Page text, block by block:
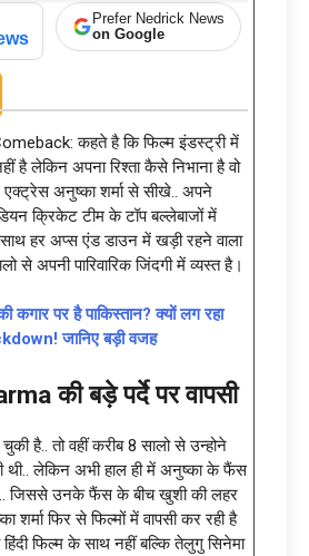
Prefer Nedrick News
on Google
कहते है कि फिल्म इंडस्ट्री में
है लेकिन अपना रिश्ता कैसे निभाना है वो
एक्ट्रेस अनुष्का शर्मा से सीखे.. अपने
क्रिकेट टीम के टॉप बल्लेबाजों में
साथ हर अप्स एंड डाउन में खड़ी रहने वाला
से अपनी पारिवारिक जिंदगी में व्यस्त है।
की कगार पर है पाकिस्तान? क्यों लग रहा
जानिए बड़ी वजह
की बड़े पर्दे पर वापसी
चुकी है.. तो वहीं करीब 8 सालो से उन्होने
थी.. लेकिन अभी हाल ही में अनुष्का के फैंस
जिससे उनके फैंस के बीच खुशी की लहर
शर्मा फिर से फिल्मों में वापसी कर रही है
हिंदी फिल्म के साथ नहीं बल्कि तेलुगु सिनेमा